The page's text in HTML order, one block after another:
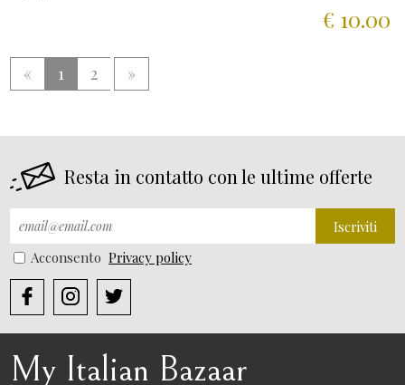
€ 10.00
« 1 2 »
Resta in contatto con le ultime offerte
Iscriviti
Acconsento Privacy policy
My Italian Bazaar